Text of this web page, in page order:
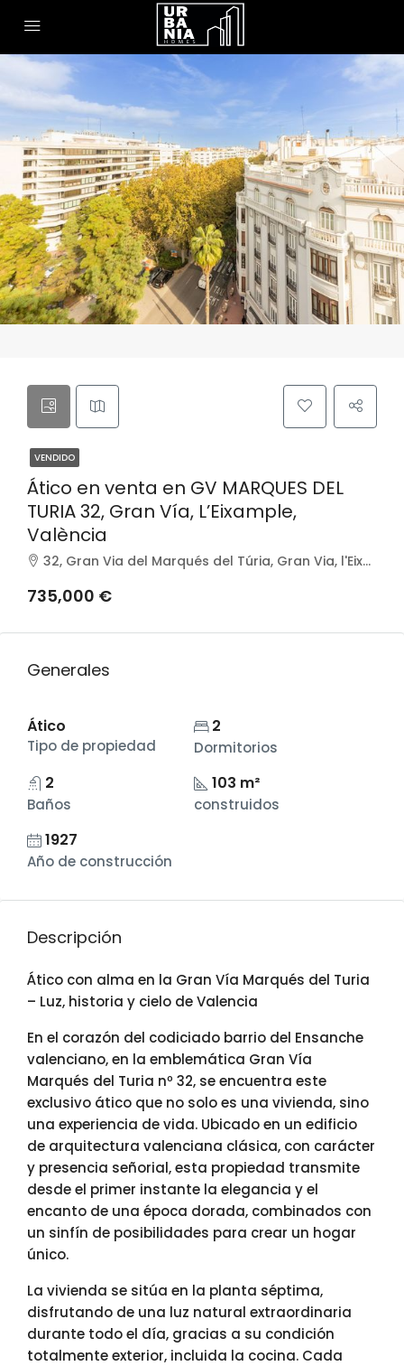
VENDIDO
Ático en venta en GV MARQUES DEL
TURIA 32, Gran Vía, L’Eixample,
València
32, Gran Via del Marqués del Túria, Gran Via, l'Eixample, València, Comarca de València, València / Valencia, Comunitat Valenciana, 46005, España
735,000 €
Generales
Ático
Tipo de propiedad
2
Dormitorios
2
Baños
103 m²
construidos
1927
Año de construcción
Descripción
Ático con alma en la Gran Vía Marqués del Turia
– Luz, historia y cielo de Valencia
En el corazón del codiciado barrio del Ensanche
valenciano, en la emblemática Gran Vía
Marqués del Turia nº 32, se encuentra este
exclusivo ático que no solo es una vivienda, sino
una experiencia de vida. Ubicado en un edificio
de arquitectura valenciana clásica, con carácter
y presencia señorial, esta propiedad transmite
desde el primer instante la elegancia y el
encanto de una época dorada, combinados con
un sinfín de posibilidades para crear un hogar
único.
La vivienda se sitúa en la planta séptima,
disfrutando de una luz natural extraordinaria
durante todo el día, gracias a su condición
totalmente exterior, incluida la cocina. Cada